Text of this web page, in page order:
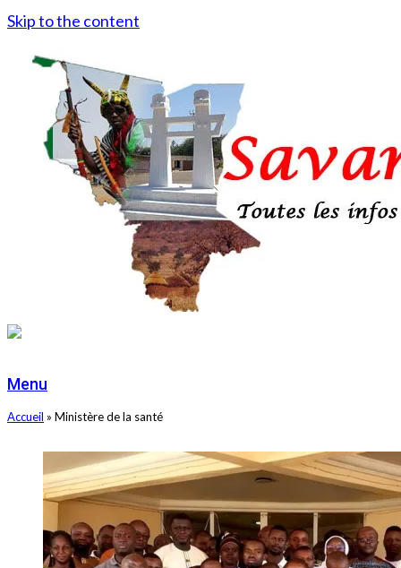
Skip to the content
Menu
Accueil » Ministère de la santé